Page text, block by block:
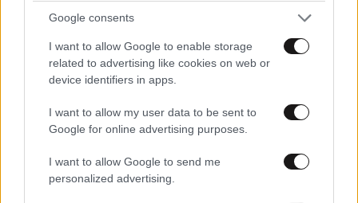
Google consents
I want to allow Google to enable storage
related to advertising like cookies on web or
device identifiers in apps.
I want to allow my user data to be sent to
Google for online advertising purposes.
I want to allow Google to send me
personalized advertising.